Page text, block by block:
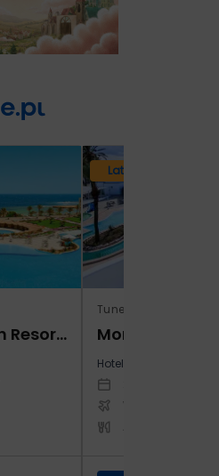
Royal Brayka Beach Resort (ex Zee Brayka)
Lato 2026
Tunezja / Monastir
Hotel:
Warszawa -